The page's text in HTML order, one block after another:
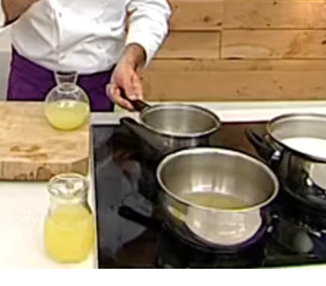
WhatsappFacebook
X
limón y lima y pásalas por
también por el azúcar.
recetas Bruno Oteiza